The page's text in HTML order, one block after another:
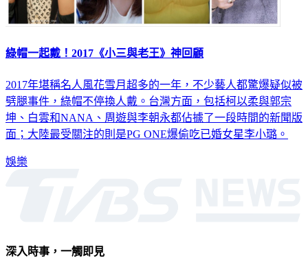
綠帽一起戴！2017《小三與老王》神回顧
2017年堪稱名人風花雪月超多的一年，不少藝人都驚爆疑似被
劈腿事件，綠帽不停換人戴。台灣方面，包括柯以柔與郭宗
坤、白雲和NANA、周遊與李朝永都佔據了一段時間的新聞版
面；大陸最受關注的則是PG ONE爆偷吃已婚女星李小璐。
娛樂
深入時事，一觸即見